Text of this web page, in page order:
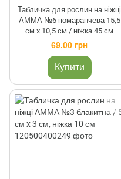
Табличка для рослин на ніжці
АММА №6 помаранчева 15,5
см x 10,5 см / ніжка 45 см
69.00 грн
Купити